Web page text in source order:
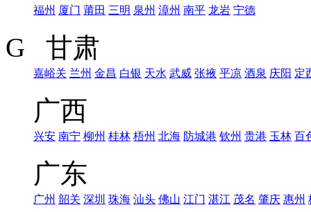
福州 厦门 莆田 三明 泉州 漳州 南平 龙岩 宁德
G 甘肃
嘉峪关 兰州 金昌 白银 天水 武威 张掖 平凉 酒泉 庆阳 定
广西
兴安 南宁 柳州 桂林 梧州 北海 防城港 钦州 贵港 玉林 百
广东
广州 韶关 深圳 珠海 汕头 佛山 江门 湛江 茂名 肇庆 惠州